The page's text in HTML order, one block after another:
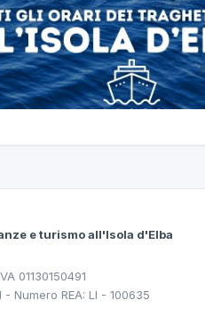
e turismo all'Isola d'Elba
01130150491
Numero REA: LI - 100635